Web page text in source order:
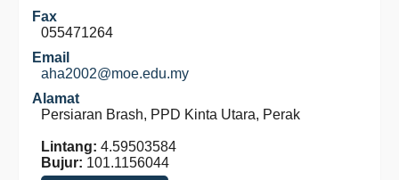
Fax
055471264
Email
aha2002@moe.edu.my
Alamat
Persiaran Brash, PPD Kinta Utara, Perak
Lintang: 4.59503584
Bujur: 101.1156044